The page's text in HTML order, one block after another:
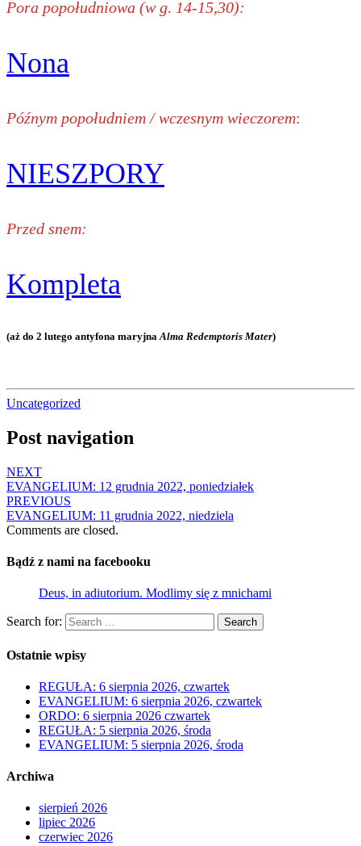
Pora popołudniowa (w g. 14-15,30):
Nona
Późnym popołudniem / wczesnym wieczorem:
NIESZPORY
Przed snem:
Kompleta
(aż do 2 lutego antyfona maryjna Alma Redemptoris Mater)
Uncategorized
Post navigation
NEXT
EVANGELIUM: 12 grudnia 2022, poniedziałek
PREVIOUS
EVANGELIUM: 11 grudnia 2022, niedziela
Comments are closed.
Bądź z nami na facebooku
Deus, in adiutorium. Modlimy się z mnichami
Search for: Search
Ostatnie wpisy
REGUŁA: 6 sierpnia 2026, czwartek
EVANGELIUM: 6 sierpnia 2026, czwartek
ORDO: 6 sierpnia 2026 czwartek
REGUŁA: 5 sierpnia 2026, środa
EVANGELIUM: 5 sierpnia 2026, środa
Archiwa
sierpień 2026
lipiec 2026
czerwiec 2026